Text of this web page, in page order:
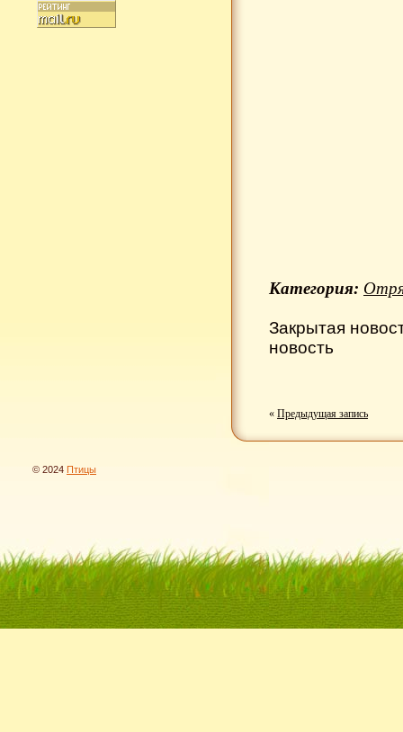
Категория:
Закрытая
новость
« Предыдущая запись
© 2024 Птицы